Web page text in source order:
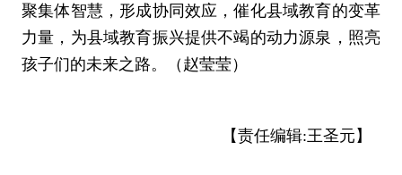
聚集体智慧，形成协同效应，催化县域教育的变革
力量，为县域教育振兴提供不竭的动力源泉，照亮
孩子们的未来之路。（赵莹莹）
【责任编辑:王圣元】